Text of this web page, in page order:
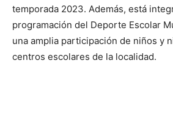
temporada 2023. Además, está
programación del Deporte Escolar
una amplia participación de niños y
centros escolares de la localidad.